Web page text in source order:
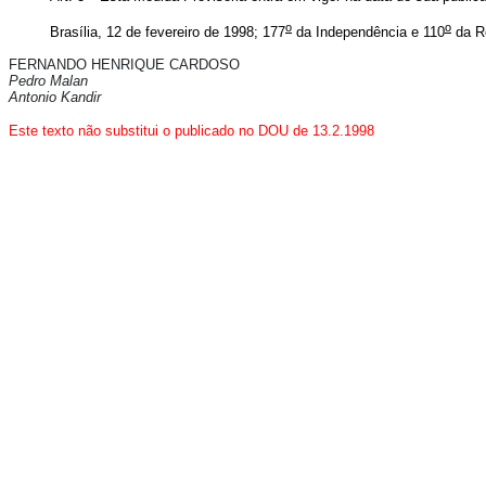
Brasília, 12 de fevereiro de 1998; 177o da Independência e 110o da
FERNANDO HENRIQUE CARDOSO
Pedro Malan
Antonio Kandir
Este texto não substitui o publicado no DOU de 13.2.1998